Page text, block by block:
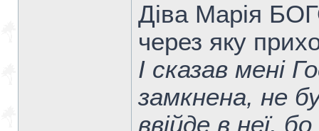
Діва Марія
через яку
І сказав мені
замкнена, не
ввійде в неї,